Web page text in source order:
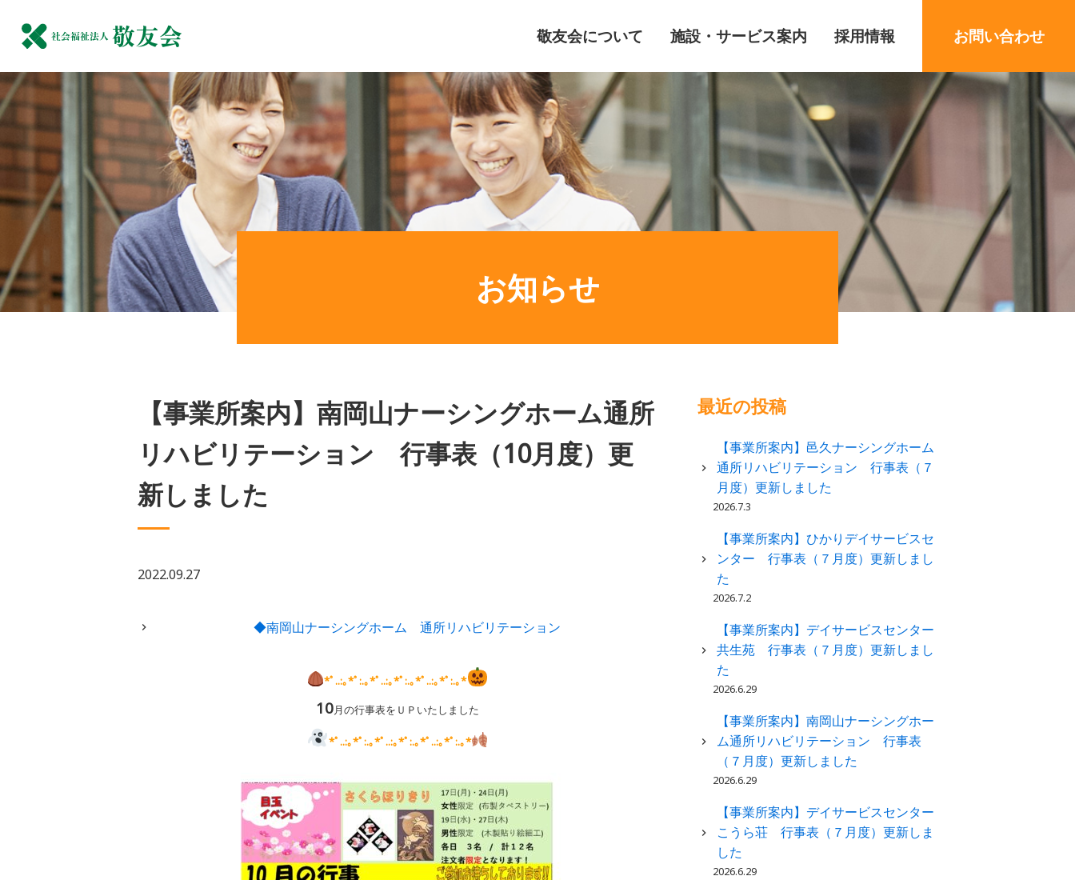
敬友会について 施設・サービス案内 採用情報 お問い合わせ
お知らせ
【事業所案内】南岡山ナーシングホーム通所
リハビリテーション 行事表（10月度）更
新しました
2022.09.27
◆南岡山ナーシングホーム 通所リハビリテーション
*ﾟ..:｡*ﾟ:.｡*ﾟ..:｡*ﾟ:.｡*ﾟ..:｡*ﾟ:.｡*
10月の行事表をＵＰいたしました
*ﾟ..:｡*ﾟ:.｡*ﾟ..:｡*ﾟ:.｡*ﾟ..:｡*ﾟ:.｡*
最近の投稿
【事業所案内】邑久ナーシングホーム
通所リハビリテーション 行事表（７
月度）更新しました
2026.7.3
【事業所案内】ひかりデイサービスセ
ンター 行事表（７月度）更新しまし
た
2026.7.2
【事業所案内】デイサービスセンター
共生苑 行事表（７月度）更新しまし
た
2026.6.29
【事業所案内】南岡山ナーシングホー
ム通所リハビリテーション 行事表
（７月度）更新しました
2026.6.29
【事業所案内】デイサービスセンター
こうら荘 行事表（７月度）更新しま
した
2026.6.29